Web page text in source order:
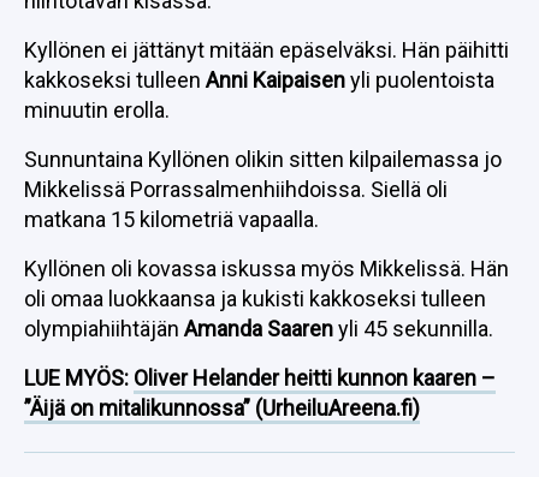
Kyllönen ei jättänyt mitään epäselväksi. Hän päihitti
kakkoseksi tulleen Anni Kaipaisenyli puolentoista
minuutin erolla.
Sunnuntaina Kyllönen olikin sitten kilpailemassa jo
Mikkelissä Porrassalmenhiihdoissa. Siellä oli
matkana 15 kilometriä vapaalla.
Kyllönen oli kovassa iskussa myös Mikkelissä. Hän
oli omaa luokkaansa ja kukisti kakkoseksi tulleen
olympiahiihtäjän Amanda Saarenyli 45 sekunnilla.
LUE MYÖS: Oliver Helander heitti kunnon kaaren –
”Äijä on mitalikunnossa” (UrheiluAreena.fi)